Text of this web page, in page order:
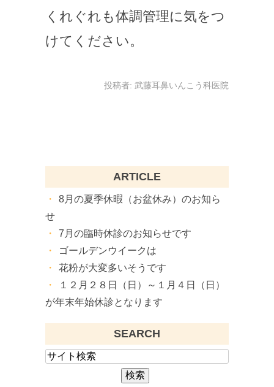
くれぐれも体調管理に気をつ
けてください。
投稿者: 武藤耳鼻いんこう科医院
ARTICLE
8月の夏季休暇（お盆休み）のお知ら
せ
7月の臨時休診のお知らせです
ゴールデンウイークは
花粉が大変多いそうです
１２月２８日（日）～１月４日（日）
が年末年始休診となります
SEARCH